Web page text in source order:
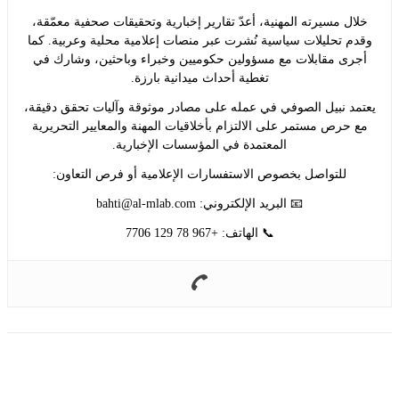
مسيرته المهنية، أعدّ تقارير إخبارية وتحقيقات صحفية معمّقة،
تحليلات سياسية نُشرت عبر منصات إعلامية محلية وعربية. كما
مقابلات مع مسؤولين حكوميين وخبراء وباحثين، وشارك في
تغطية أحداث ميدانية بارزة.
نبيل الصوفي في عمله على مصادر موثوقة وآليات تحقق دقيقة،
مستمر على الالتزام بأخلاقيات المهنة والمعايير التحريرية
المعتمدة في المؤسسات الإخبارية.
للتواصل بخصوص الاستفسارات الإعلامية أو فرص التعاون:
📧 البريد الإلكتروني:bahti@al-mlab.com
📞 الهاتف: +967 78 129 7706